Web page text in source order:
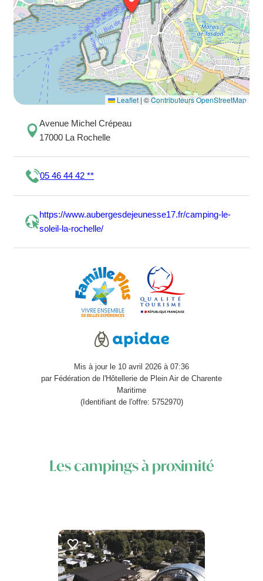
Leaflet | ©Contributeurs OpenStreetMap
Avenue Michel Crépeau
17000 La Rochelle
05 46 44 42 **
https://www.aubergesdejeunesse17.fr/camping-le-
soleil-la-rochelle/
Mis à jour le 10 avril 2026 à 07:36
par Fédération de l'Hôtellerie de Plein Air de Charente
Maritime
(Identifiant de l'offre: 5752970)
Les campings à proximité